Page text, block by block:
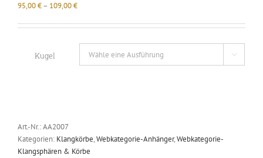
95,00€– 109,00€
Kugel 
Art.-Nr.:AA2007
Kategorien: Klangkörbe,Webkategorie-Anhänger,Webkategorie-
Klangsphären & Körbe